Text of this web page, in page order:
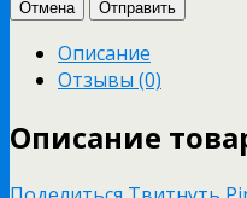
Отмена Отправить
Описание
Отзывы (0)
Описание